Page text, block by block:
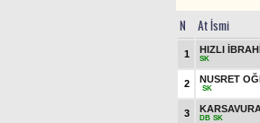
N At İsmi
1 HIZLI
SK
2 NUSRET
SK
3
DB SK